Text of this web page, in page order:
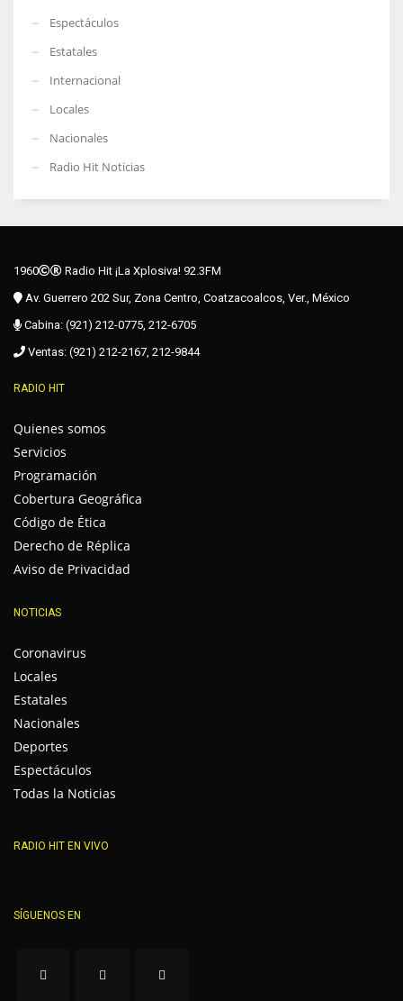
Espectáculos
Estatales
Internacional
Locales
Nacionales
Radio Hit Noticias
1960
Radio Hit ¡La Xplosiva! 92.3FM
Av. Guerrero 202 Sur, Zona Centro, Coatzacoalcos, Ver., México
Cabina: (921) 212-0775, 212-6705
Ventas: (921) 212-2167, 212-9844
RADIO HIT
Quienes somos
Servicios
Programación
Cobertura Geográfica
Código de Ética
Derecho de Réplica
Aviso de Privacidad
NOTICIAS
Coronavirus
Locales
Estatales
Nacionales
Deportes
Espectáculos
Todas la Noticias
RADIO HIT EN VIVO
SÍGUENOS EN